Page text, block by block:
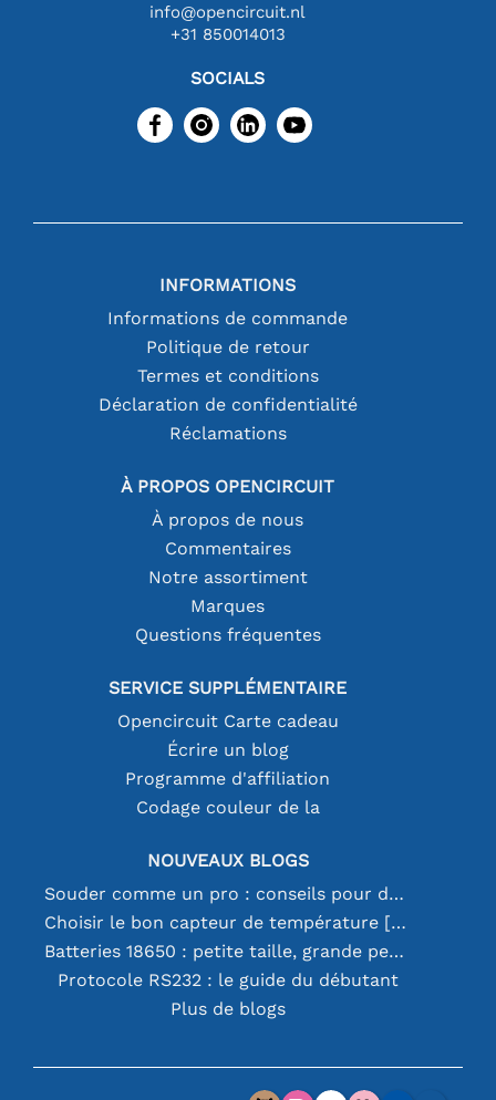
info@opencircuit.nl
+31 850014013
SOCIALS
INFORMATIONS
Informations de commande
Politique de retour
Termes et conditions
Déclaration de confidentialité
Réclamations
À PROPOS OPENCIRCUIT
À propos de nous
Commentaires
Notre assortiment
Marques
Questions fréquentes
SERVICE SUPPLÉMENTAIRE
Opencircuit Carte cadeau
Écrire un blog
Programme d'affiliation
Codage couleur de la
NOUVEAUX BLOGS
Souder comme un pro : conseils pour des connexions électroniques parfaites
Choisir le bon capteur de température [youtube]
Batteries 18650 : petite taille, grande performance
Protocole RS232 : le guide du débutant
Plus de blogs